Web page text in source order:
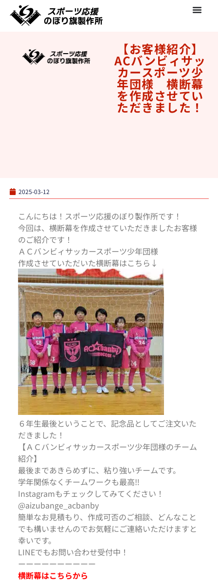
【お客様紹介】
ACバンビィサッ
カースポーツ少
年団様 横断幕
を作成させてい
ただきました！
2025-03-12
こんにちは！スポーツ応援のぼり製作所です！
今回は、横断幕を作成させていただきましたお客様
のご紹介です！
ＡＣバンビィサッカースポーツ少年団様
作成させていただいた横断幕はこちら↓
６年生最後ということで、記念品としてご注文いた
だきました！
【ＡＣバンビィサッカースポーツ少年団様のチーム
紹介】
最後まであきらめずに、粘り強いチームです。
学年関係なくチームワークも最高‼
Instagramもチェックしてみてください！
@aizubange_acbanby
簡単なお見積もり、作成可否のご相談、どんなこと
でも構いませんのでお気軽にご連絡いただけますと
幸いです。
LINEでもお問い合わせ受付中！
ーーーーーーーーーー
横断幕はこちらから